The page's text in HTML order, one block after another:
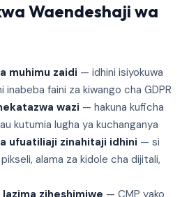
Waendeshaji wa
muhimu zaidi — idhini isiyokuwa
inabeba faini za kiwango cha GDPR
wazi — hakuna kuficha
kutumia lugha ya kuchanganya
ufuatiliaji zinahitaji idhini — si
alama za kidole cha dijitali,
ziheshimiwe — CMP yako